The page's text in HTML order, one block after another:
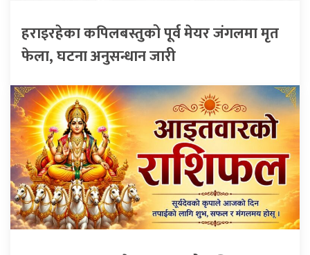
हराइरहेका कपिलबस्तुको पूर्व मेयर जंगलमा मृत
फेला, घटना अनुसन्धान जारी